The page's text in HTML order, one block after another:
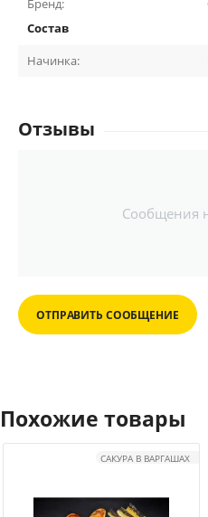
Бренд:
Состав
Начинка:
Отзывы
Сообщения
ОТПРАВИТЬ СООБЩЕНИЕ
Похожие товары
САКУРА В ВАРГАШАХ